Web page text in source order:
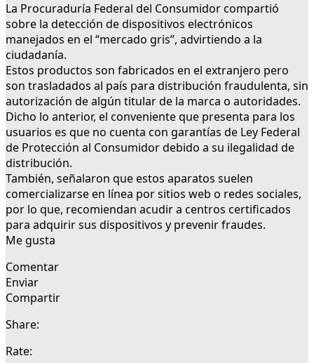
La Procuraduría Federal del Consumidor compartió
sobre la detección de dispositivos electrónicos
manejados en el “mercado gris”, advirtiendo a la
ciudadanía.
Estos productos son fabricados en el extranjero pero
son trasladados al país para distribución fraudulenta, sin
autorización de algún titular de la marca o autoridades.
Dicho lo anterior, el conveniente que presenta para los
usuarios es que no cuenta con garantías de Ley Federal
de Protección al Consumidor debido a su ilegalidad de
distribución.
También, señalaron que estos aparatos suelen
comercializarse en línea por sitios web o redes sociales,
por lo que, recomiendan acudir a centros certificados
para adquirir sus dispositivos y prevenir fraudes.
Me gusta
Comentar
Enviar
Compartir
Share:
Rate: